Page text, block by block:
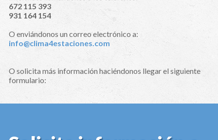
672 115 393
931 164 154
O enviándonos un correo electrónico a:
info@clima4estaciones.com
O solicita más información haciéndonos llegar el siguiente
formulario: